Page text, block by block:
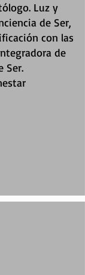
Luz y
de Ser,
con las
de
Ser.